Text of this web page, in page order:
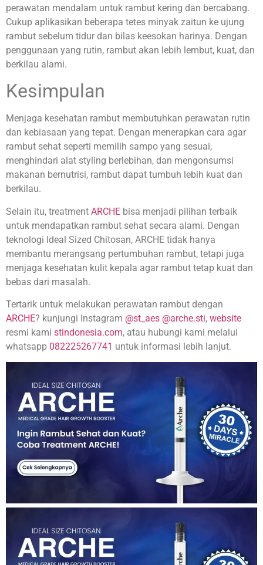
perawatan mendalam untuk rambut kering dan bercabang.
Cukup aplikasikan beberapa tetes minyak zaitun ke ujung
rambut sebelum tidur dan bilas keesokan harinya. Dengan
penggunaan yang rutin, rambut akan lebih lembut, kuat, dan
berkilau alami.
Kesimpulan
Menjaga kesehatan rambut membutuhkan perawatan rutin
dan kebiasaan yang tepat. Dengan menerapkan cara agar
rambut sehat seperti memilih sampo yang sesuai,
menghindari alat styling berlebihan, dan mengonsumsi
makanan bernutrisi, rambut dapat tumbuh lebih kuat dan
berkilau.
Selain itu, treatment ARCHE bisa menjadi pilihan terbaik
untuk mendapatkan rambut sehat secara alami. Dengan
teknologi Ideal Sized Chitosan, ARCHE tidak hanya
membantu merangsang pertumbuhan rambut, tetapi juga
menjaga kesehatan kulit kepala agar rambut tetap kuat dan
bebas dari masalah.
Tertarik untuk melakukan perawatan rambut dengan
ARCHE? kunjungi Instagram @st_aes @arche.sti, website
resmi kami stindonesia.com, atau hubungi kami melalui
whatsapp 082225267741 untuk informasi lebih lanjut.